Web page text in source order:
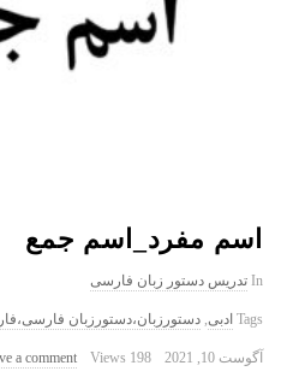
اسم مفرد_اسم جمع
In تدریس دستور زبان فارسی
Tags ادبی, دستورزبان،دستورزبان
آگوست 10, 2021 198 Views
a comment